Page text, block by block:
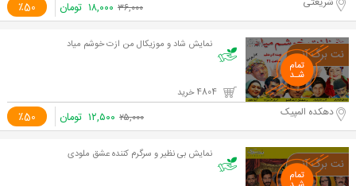
٪50 ۳۶,۰۰۰ ۱۸,۰۰۰ تومان
نمایش شاد و موزیکال من ازت خوشم میاد
٪50 دهکده المپیک ۲۵,۰۰۰ ۱۲,۵۰۰ تومان
نمایش بی نظیر و سرگرم کننده عشق ملودی